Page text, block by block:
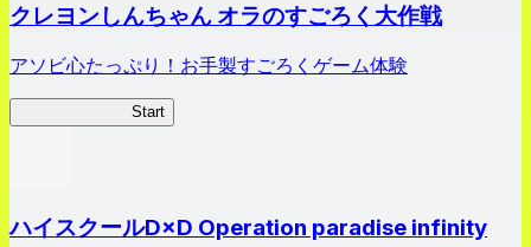
クレヨンしんちゃん オラのすごろく大作戦
アソビ心たっぷり！お手製すごろくゲーム体験
Start
ハイスクールD×D Operation paradise infinity